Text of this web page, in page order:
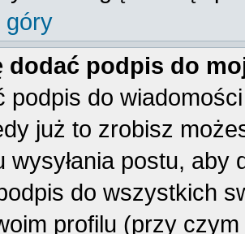
góry
dodać podpis do
podpis do
już to zrobisz
wysyłania postu,
do wszystkich
profilu (przy